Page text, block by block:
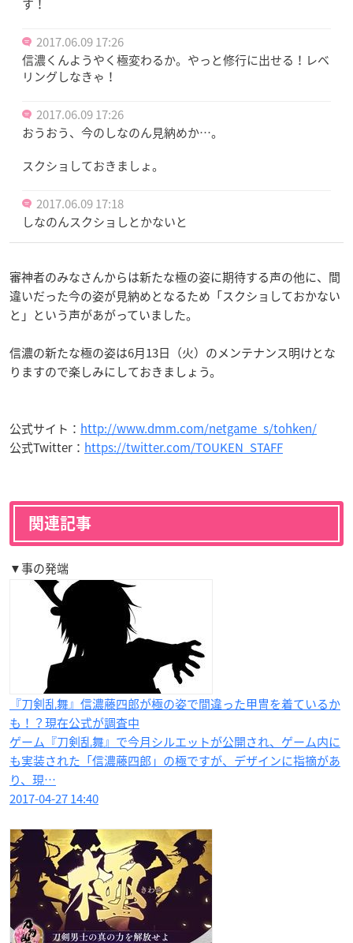
す！
2017.06.09 17:26
信濃くんようやく極変わるか。やっと修行に出せる！レベ
リングしなきゃ！
2017.06.09 17:26
おうおう、今のしなのん見納めか…。
スクショしておきましょ。
2017.06.09 17:18
しなのんスクショしとかないと
審神者のみなさんからは新たな極の姿に期待する声の他に、間
違いだった今の姿が見納めとなるため「スクショしておかない
と」という声があがっていました。
信濃の新たな極の姿は6月13日（火）のメンテナンス明けとな
りますので楽しみにしておきましょう。
公式サイト： http://www.dmm.com/netgame_s/tohken/
公式Twitter： https://twitter.com/TOUKEN_STAFF
関連記事
▼事の発端
『刀剣乱舞』信濃藤四郎が極の姿で間違った甲冑を着ているか
も！？現在公式が調査中
ゲーム『刀剣乱舞』で今月シルエットが公開され、ゲーム内に
も実装された「信濃藤四郎」の極ですが、デザインに指摘があ
り、現…
2017-04-27 14:40